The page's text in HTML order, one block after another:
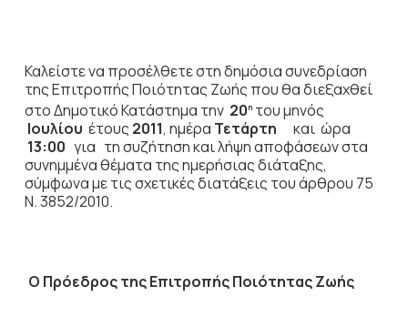
Καλείστε να προσέλθετε στη δημόσια συνεδρίαση
της Επιτροπής Ποιότητας Ζωής που θα διεξαχθεί
στο Δημοτικό Κατάστημα την 20ητου μηνός
Ιουλίου έτους 2011, ημέρα Τετάρτη
και ώρα
13:00 για τη συζήτησηκαι λήψη αποφάσεων στα
συνημμένα θέματα της ημερήσιας διάταξης,
σύμφωνα με τις σχετικές διατάξεις του άρθρου 75
Ν. 3852/2010.
Ο Πρόεδροςτης Επιτροπής Ποιότητας Ζωής